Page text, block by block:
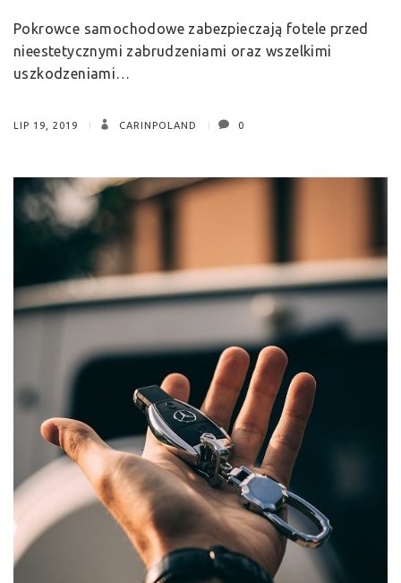
Pokrowce samochodowe zabezpieczają fotele przed
nieestetycznymi zabrudzeniami oraz wszelkimi
uszkodzeniami…
LIP 19, 2019 CARINPOLAND 0